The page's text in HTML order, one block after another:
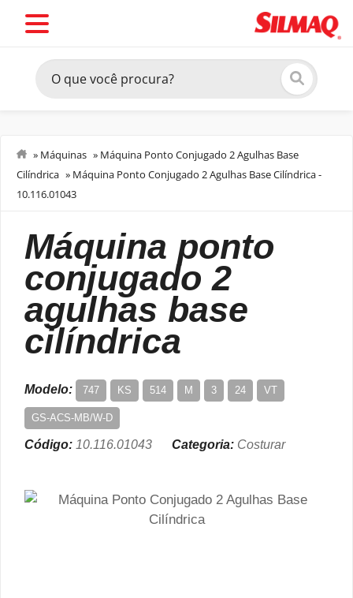
» Máquinas » Máquina Ponto Conjugado 2 Agulhas Base
Cilíndrica » Máquina Ponto Conjugado 2 Agulhas Base Cilíndrica -
10.116.01043
máquina ponto
conjugado 2
agulhas base
cilíndrica
Modelo: 747 KS 514 M 3 24 VT
GS-ACS-MB/W-D
Código: 10.116.01043 Categoria: Costurar